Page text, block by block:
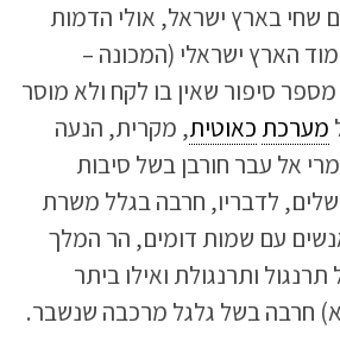
שחי בארץ ישראל, אולי הדמות
הארץ ישראלי (המכונה –
סיפור שאין בו לקח ולא מוסר
מערכתכאוטית, מקרית, הנעה
אל עבר חורבן בשל סיבות
לדבריו, חרבה בגלל משרת
עם שמות דומים, הר המלך
תרנגול ותרנגולת ואילו ביתר
חרבה בשל גלגל מרכבה שנשבר.